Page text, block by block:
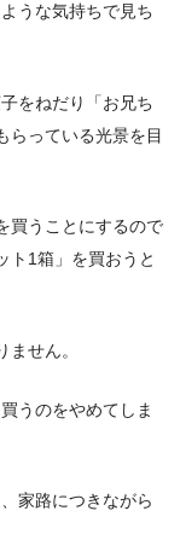
うな気持ちで見ち
をねだり「お兄ち
らっている光景を目
買うことにするので
ト1箱」を買おうと
せん。
うのをやめてしま
家路につきながら